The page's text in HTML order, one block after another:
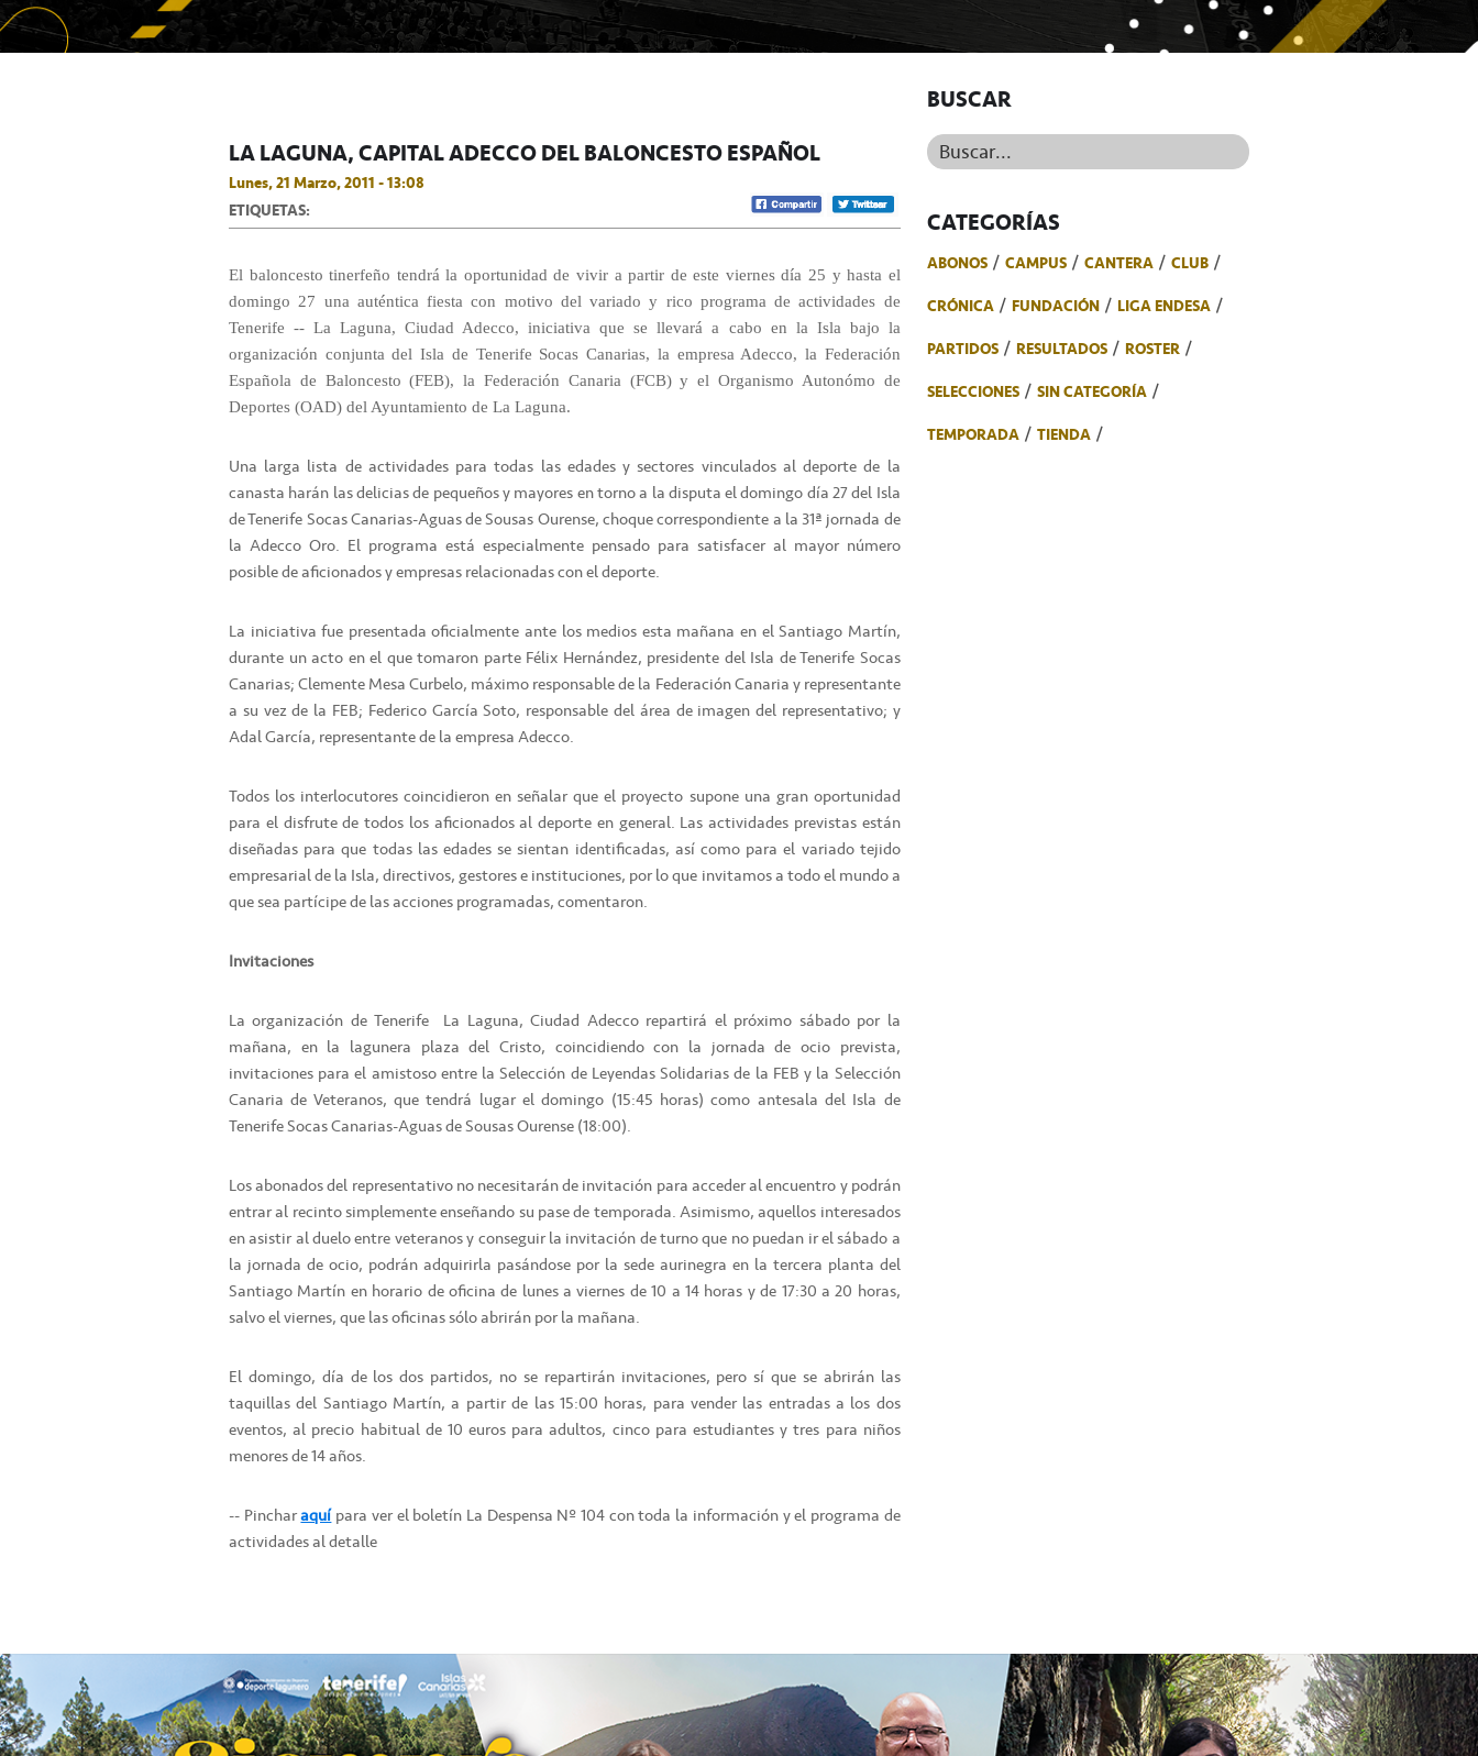
LA LAGUNA, CAPITAL ADECCO DEL BALONCESTO ESPAÑOL
Lunes, 21 Marzo, 2011 - 13:08
ETIQUETAS:
El baloncesto tinerfeño tendrá la oportunidad de vivir a partir de este viernes día 25 y hasta el
domingo 27 una auténtica fiesta con motivo del variado y rico programa de actividades de
Tenerife -- La Laguna, Ciudad Adecco, iniciativa que se llevará a cabo en la Isla bajo la
organización conjunta del Isla de Tenerife Socas Canarias, la empresa Adecco, la Federación
Española de Baloncesto (FEB), la Federación Canaria (FCB) y el Organismo Autonómo de
Deportes (OAD) del Ayuntamiento de La Laguna.
Una larga lista de actividades para todas las edades y sectores vinculados al deporte de la
canasta harán las delicias de pequeños y mayores en torno a la disputa el domingo día 27 del Isla
de Tenerife Socas Canarias-Aguas de Sousas Ourense, choque correspondiente a la 31ª jornada de
la Adecco Oro. El programa está especialmente pensado para satisfacer al mayor número
posible de aficionados y empresas relacionadas con el deporte.
La iniciativa fue presentada oficialmente ante los medios esta mañana en el Santiago Martín,
durante un acto en el que tomaron parte Félix Hernández, presidente del Isla de Tenerife Socas
Canarias; Clemente Mesa Curbelo, máximo responsable de la Federación Canaria y representante
a su vez de la FEB; Federico García Soto, responsable del área de imagen del representativo; y
Adal García, representante de la empresa Adecco.
Todos los interlocutores coincidieron en señalar que el proyecto supone una gran oportunidad
para el disfrute de todos los aficionados al deporte en general. Las actividades previstas están
diseñadas para que todas las edades se sientan identificadas, así como para el variado tejido
empresarial de la Isla, directivos, gestores e instituciones, por lo que invitamos a todo el mundo a
que sea partícipe de las acciones programadas, comentaron.
Invitaciones
La organización de Tenerife  La Laguna, Ciudad Adecco repartirá el próximo sábado por la
mañana, en la lagunera plaza del Cristo, coincidiendo con la jornada de ocio prevista,
invitaciones para el amistoso entre la Selección de Leyendas Solidarias de la FEB y la Selección
Canaria de Veteranos, que tendrá lugar el domingo (15:45 horas) como antesala del Isla de
Tenerife Socas Canarias-Aguas de Sousas Ourense (18:00).
Los abonados del representativo no necesitarán de invitación para acceder al encuentro y podrán
entrar al recinto simplemente enseñando su pase de temporada. Asimismo, aquellos interesados
en asistir al duelo entre veteranos y conseguir la invitación de turno que no puedan ir el sábado a
la jornada de ocio, podrán adquirirla pasándose por la sede aurinegra en la tercera planta del
Santiago Martín en horario de oficina de lunes a viernes de 10 a 14 horas y de 17:30 a 20 horas,
salvo el viernes, que las oficinas sólo abrirán por la mañana.
El domingo, día de los dos partidos, no se repartirán invitaciones, pero sí que se abrirán las
taquillas del Santiago Martín, a partir de las 15:00 horas, para vender las entradas a los dos
eventos, al precio habitual de 10 euros para adultos, cinco para estudiantes y tres para niños
menores de 14 años.
-- Pincharaquípara ver el boletín La Despensa Nº 104 con toda la información y el programa de
actividades al detalle
BUSCAR
Buscar...
CATEGORÍAS
ABONOS CAMPUS CANTERA
CLUB
CRÓNICA
FUNDACIÓN
LIGA ENDESA
PARTIDOS
RESULTADOS
ROSTER
SELECCIONES
SIN CATEGORÍA
TEMPORADA
TIENDA